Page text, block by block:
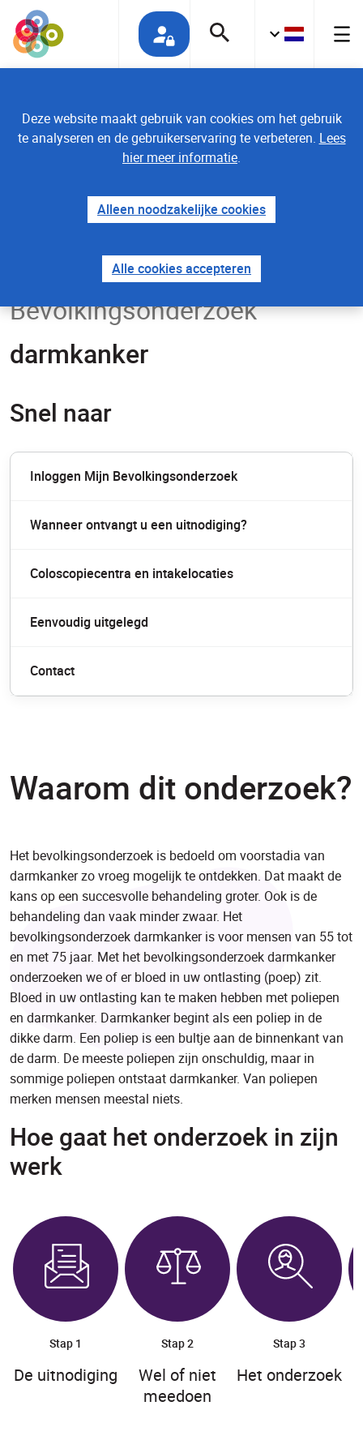
Deze website maakt gebruik van cookies om het gebruik
te analyseren en de gebruikerservaring te verbeteren. Lees
hier meer informatie.
Alleen noodzakelijke cookies
Alle cookies accepteren
Bevolkingsonderzoek
darmkanker
Snel naar
Inloggen Mijn Bevolkingsonderzoek
Wanneer ontvangt u een uitnodiging?
Coloscopiecentra en intakelocaties
Eenvoudig uitgelegd
Contact
Waarom dit onderzoek?
Het bevolkingsonderzoek is bedoeld om voorstadia van
darmkanker zo vroeg mogelijk te ontdekken. Dat maakt de
kans op een succesvolle behandeling groter. Ook is de
behandeling dan vaak minder zwaar. Het
bevolkingsonderzoek darmkanker is voor mensen van 55 tot
en met 75 jaar. Met het bevolkingsonderzoek darmkanker
onderzoeken we of er bloed in uw ontlasting (poep) zit.
Bloed in uw ontlasting kan te maken hebben met poliepen
en darmkanker. Darmkanker begint als een poliep in de
dikke darm. Een poliep is een bultje aan de binnenkant van
de darm. De meeste poliepen zijn onschuldig, maar in
sommige poliepen ontstaat darmkanker. Van poliepen
merken mensen meestal niets.
Hoe gaat het onderzoek in zijn
werk
Stap 1
De uitnodiging
Stap 2
Wel of niet
meedoen
Stap 3
Het onderzoek